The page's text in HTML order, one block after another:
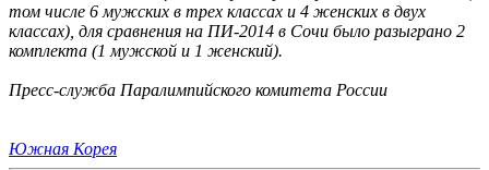
том числе 6 мужских в трех классах и 4 женских в двух
классах), для сравнения на ПИ-2014 в Сочи было разыграно 2
комплекта (1 мужской и 1 женский).
Пресс-служба Паралимпийского комитета России
Южная Корея